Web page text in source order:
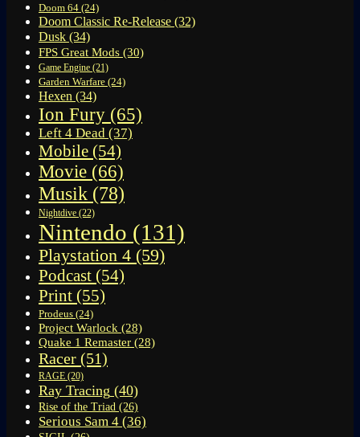
Doom 64 (24)
Doom Classic Re-Release (32)
Dusk (34)
FPS Great Mods (30)
Game Engine (21)
Garden Warfare (24)
Hexen (34)
Ion Fury (65)
Left 4 Dead (37)
Mobile (54)
Movie (66)
Musik (78)
Nightdive (22)
Nintendo (131)
Playstation 4 (59)
Podcast (54)
Print (55)
Prodeus (24)
Project Warlock (28)
Quake 1 Remaster (28)
Racer (51)
RAGE (20)
Ray Tracing (40)
Rise of the Triad (26)
Serious Sam 4 (36)